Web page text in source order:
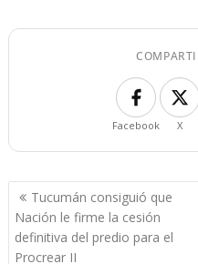
Facebook X
Navegación
de
entradas
Tucumán consiguió que
Nación le firme la cesión
definitiva del predio para el
Procrear II